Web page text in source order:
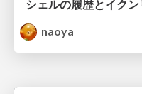
シェルの履歴とイク
naoya